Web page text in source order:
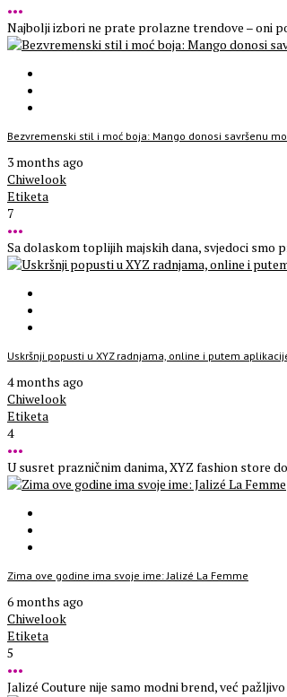
•••
Najbolji izbori ne prate prolazne trendove – oni
Bezvremenski stil i moć boja: Mango donosi savršenu
3 months ago
Chiwelook
Etiketa
7
•••
Sa dolaskom toplijih majskih dana, svjedoci smo
Uskršnji popusti u XYZ radnjama, online i putem
4 months ago
Chiwelook
Etiketa
4
•••
U susret prazničnim danima, XYZ fashion store
Zima ove godine ima svoje ime: Jalizé La Femme
6 months ago
Chiwelook
Etiketa
5
•••
Jalizé Couture nije samo modni brend, već